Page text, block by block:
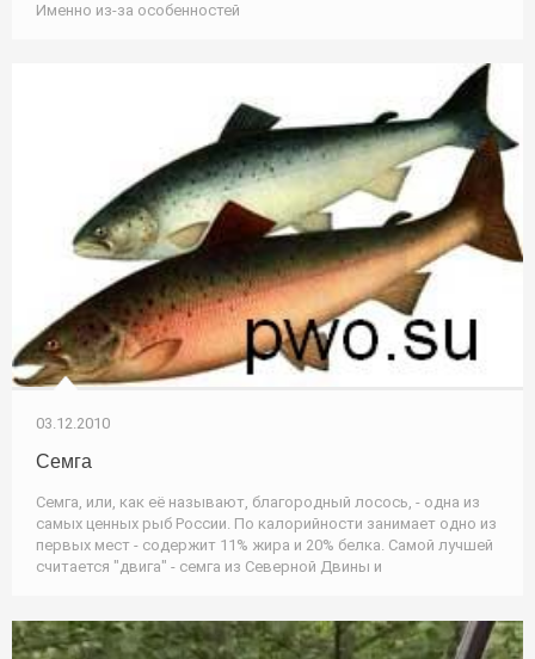
Именно из-за особенностей
03.12.2010
Семга
Семга, или, как её называют, благородный лосось, - одна из
самых ценных рыб России. По калорийности занимает одно из
первых мест - содержит 11% жира и 20% белка. Самой лучшей
считается "двига" - семга из Северной Двины и